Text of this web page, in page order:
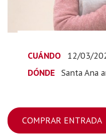
CUÁNDO 12/03/
DÓNDE Santa Ana
COMPRAR ENTRADA